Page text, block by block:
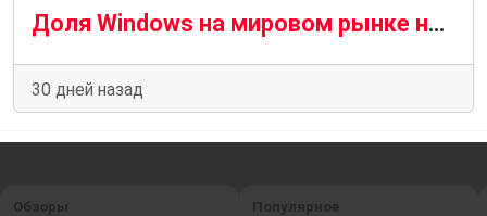
Доля Windows на мировом рынке настольных операционных систем впервые за несколько лет упала ниже 60 %
30 дней назад
Обзоры Популярное